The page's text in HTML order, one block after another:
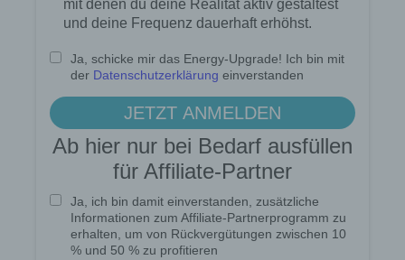
25436 Tornesch b. Hamburg
Deutschland
E-Mail: kontakt (at) lotse-zum-erfolg.de
Die Internetseiten verwenden teilweise so
genannte Cookies, LocalStorage und
SessionStorage. Dies dient dazu, unser Angebot